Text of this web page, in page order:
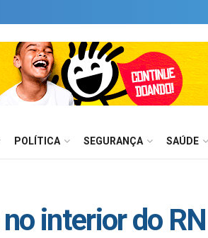
POLÍTICA SEGURANÇA SAÚDE
interior do RN